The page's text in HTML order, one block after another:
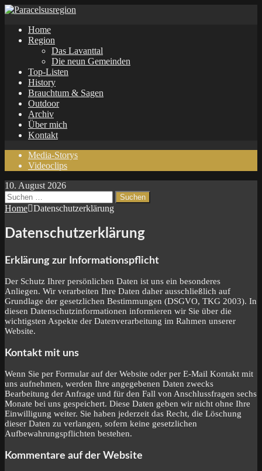
Home
Region
Das Lavanttal
Die neun Gemeinden
Top-Listen
History
Brauchtum & Sagen
Outdoor
Archiv
Über mich
Kontakt
Media-Storys
Videoclips
10. August 2026
Suchen
nach:
Home Datenschutzerklärung
Datenschutzerklärung
Erklärung zur Informationspflicht
Der Schutz Ihrer persönlichen Daten ist uns ein besonderes
Anliegen. Wir verarbeiten Ihre Daten daher ausschließlich auf
Grundlage der gesetzlichen Bestimmungen (DSGVO, TKG 2003). In
diesen Datenschutzinformationen informieren wir Sie über die
wichtigsten Aspekte der Datenverarbeitung im Rahmen unserer
Website.
Kontakt mit uns
Wenn Sie per Formular auf der Website oder per E-Mail Kontakt mit
uns aufnehmen, werden Ihre angegebenen Daten zwecks
Bearbeitung der Anfrage und für den Fall von Anschlussfragen sechs
Monate bei uns gespeichert. Diese Daten geben wir nicht ohne Ihre
Einwilligung weiter. Sie haben jederzeit das Recht, die Löschung
dieser Daten zu verlangen, sofern keine gesetzlichen
Aufbewahrungspflichten bestehen.
Kommentare auf der Website